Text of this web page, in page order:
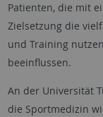
Patienten, die mit
Zielsetzung die
und Training
beeinflussen.
An der Universität
die Sportmedizin